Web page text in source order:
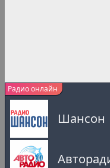
Радио онлайн
Шансон